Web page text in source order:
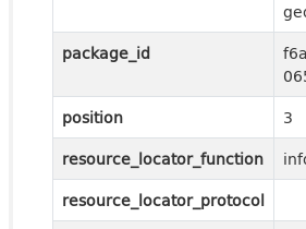
package_id
position
3
resource_locator_function
resource_locator_protocol